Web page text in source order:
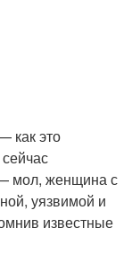
как это
мол, женщина с
уязвимой и
известные